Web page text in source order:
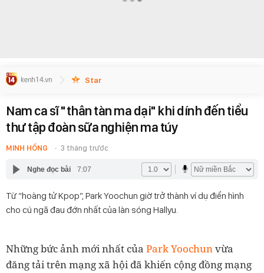
Star
Nam ca sĩ "thân tàn ma dại" khi dính đến tiểu
thư tập đoàn sữa nghiện ma túy
MINH HỒNG 3 tháng trước
Nghe đọc bài 7:07
Từ “hoàng tử Kpop”, Park Yoochun giờ trở thành ví dụ điển hình
cho cú ngã đau đớn nhất của làn sóng Hallyu.
Những bức ảnh mới nhất của Park Yoochunvừa
đăng tải trên mạng xã hội đã khiến cộng đồng mạng